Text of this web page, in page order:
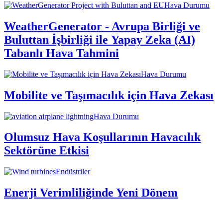
Hava Durumu
WeatherGenerator - Avrupa Birliği ve
Buluttan İşbirliği ile Yapay Zeka (AI)
Tabanlı Hava Tahmini
Hava Durumu
Mobilite ve Taşımacılık için Hava Zekası
Hava Durumu
Olumsuz Hava Koşullarının Havacılık
Sektörüne Etkisi
Endüstriler
Enerji Verimliliğinde Yeni Dönem